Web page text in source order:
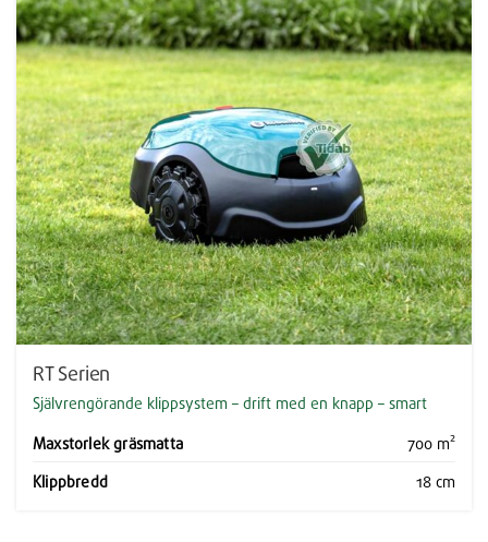
RT Serien
Självrengörande klippsystem – drift med en knapp – smart
Maxstorlek gräsmatta 700 m²
Klippbredd 18 cm